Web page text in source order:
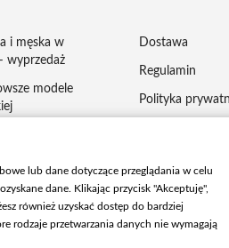
i męska w
wyprzedaż
modele
Dostawa
Regulamin
Polityka
Zwroty
Kontakt z nami
lub dane dotyczące przeglądania w celu
dane. Klikając przycisk "Akceptuję",
również uzyskać dostęp do bardziej
rodzaje przetwarzania danych nie wymagają